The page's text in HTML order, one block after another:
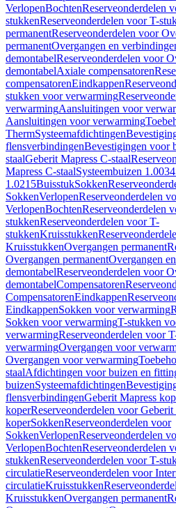
VerlopenBochtenReserveonderdelen
stukkenReserveonderdelen voor T-
permanentReserveonderdelen voor
permanentOvergangen en
demontabelReserveonderdelen voor
demontabelAxiale compensatoren
compensatorenEindkappen
stukken voor verwarming
verwarmingAansluitingen voor
Aansluitingen voor verwarming
ThermSysteemafdichtingen
flensverbindingenBevestigingen voor
staalGeberit Mapress C-staal
Mapress C-staalSysteembuizen 1.0034
1.0215BuisstukSokken
SokkenVerlopenReserveonderdelen
VerlopenBochtenReserveonderdelen
stukkenReserveonderdelen voor T-
stukkenKruisstukken
KruisstukkenOvergangen permanent
Overgangen permanentOvergangen
demontabelReserveonderdelen voor
demontabelCompensatoren
CompensatorenEindkappen
EindkappenSokken voor verwarming
Sokken voor verwarmingT-stukken
verwarmingReserveonderdelen voor
verwarmingOvergangen voor
Overgangen voor verwarming
staalAfdichtingen voor buizen en
buizenSysteemafdichtingen
flensverbindingenGeberit Mapress
koperReserveonderdelen voor Geberit
koperSokkenReserveonderdelen voor
SokkenVerlopenReserveonderdelen
VerlopenBochtenReserveonderdelen
stukkenReserveonderdelen voor T-
circulatieReserveonderdelen voor
circulatieKruisstukken
KruisstukkenOvergangen permanent